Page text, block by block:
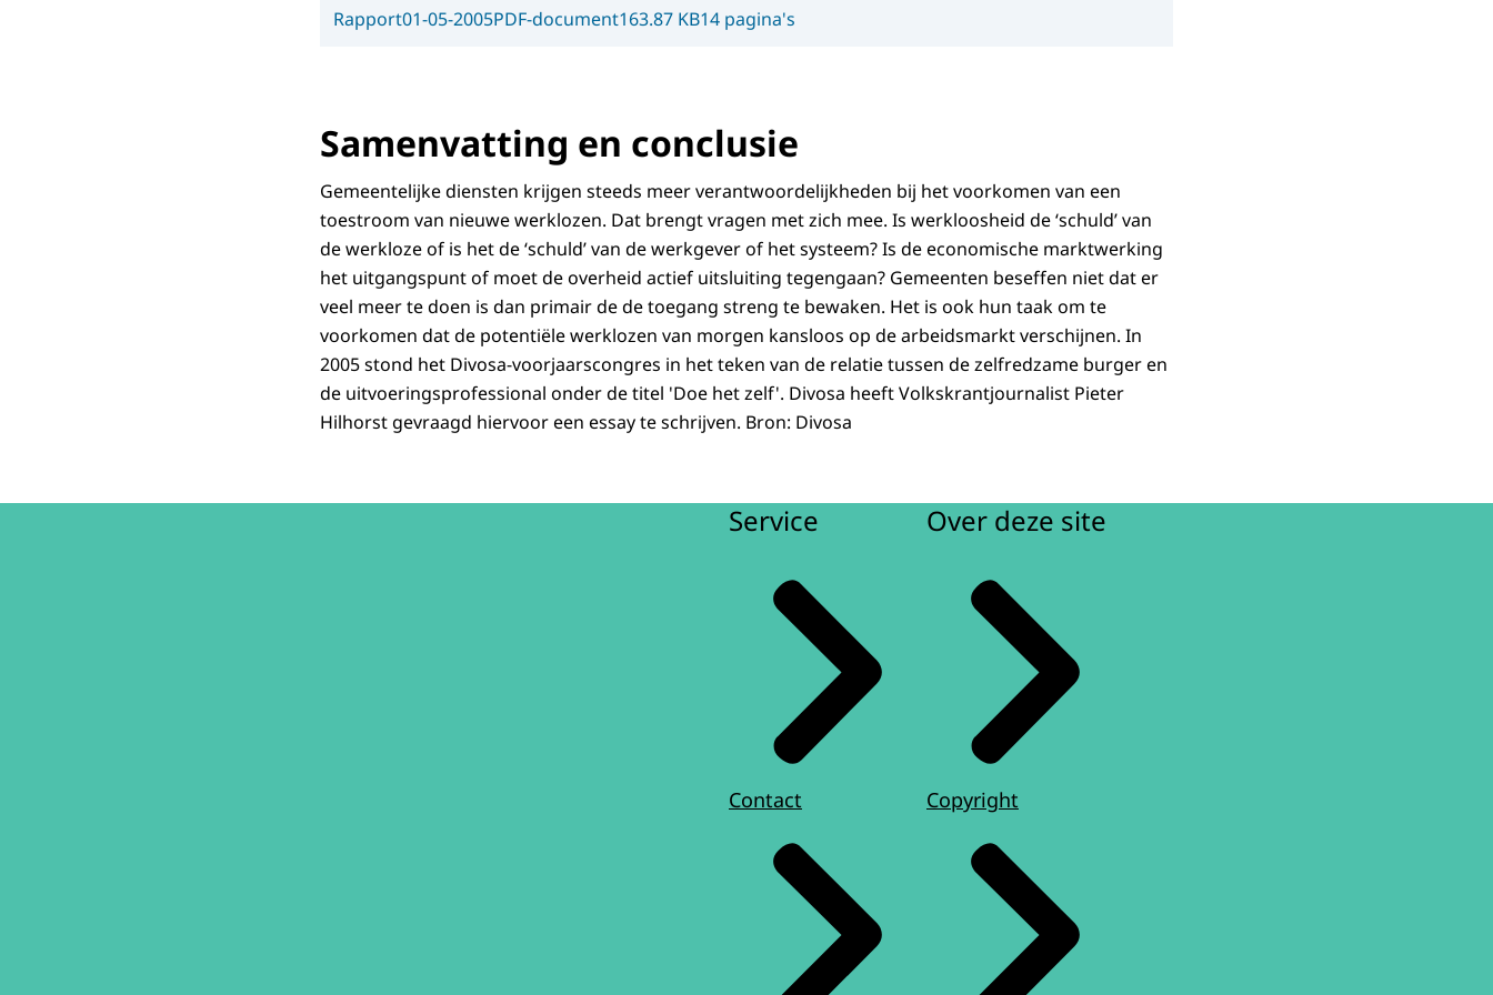
Rapport01-05-2005PDF-document163.87 KB14 pagina's
Samenvatting en conclusie
Gemeentelijke diensten krijgen steeds meer verantwoordelijkheden bij het voorkomen van een
toestroom van nieuwe werklozen. Dat brengt vragen met zich mee. Is werkloosheid de ‘schuld’ van
de werkloze of is het de ‘schuld’ van de werkgever of het systeem? Is de economische marktwerking
het uitgangspunt of moet de overheid actief uitsluiting tegengaan? Gemeenten beseffen niet dat er
veel meer te doen is dan primair de de toegang streng te bewaken. Het is ook hun taak om te
voorkomen dat de potentiële werklozen van morgen kansloos op de arbeidsmarkt verschijnen. In
2005 stond het Divosa-voorjaarscongres in het teken van de relatie tussen de zelfredzame burger en
de uitvoeringsprofessional onder de titel 'Doe het zelf'. Divosa heeft Volkskrantjournalist Pieter
Hilhorst gevraagd hiervoor een essay te schrijven. Bron: Divosa
Service
Contact
Over deze site
Copyright